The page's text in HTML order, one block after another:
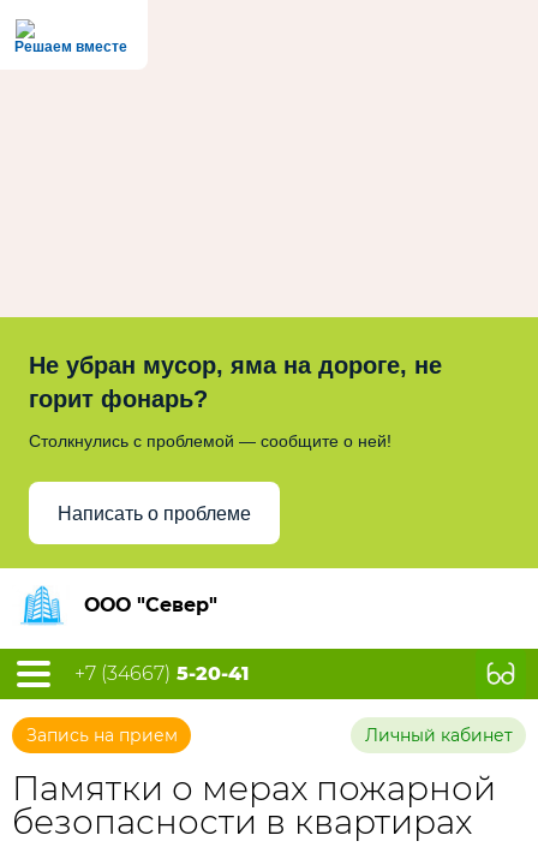
Решаем вместе
Не убран мусор, яма на дороге, не
горит фонарь?
Столкнулись с проблемой — сообщите о ней!
Написать о проблеме
ООО "Север"
+7 (34667) 5-20-41
Запись на прием Личный кабинет
Памятки о мерах пожарной
безопасности в квартирах